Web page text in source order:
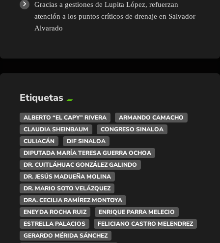
Gracias a gestiones de Lupita López, refuerzan
atención a los puntos críticos de drenaje en Salvador
Alvarado
Etiquetas
ALBERTO “EL CAPY” RIVERA
ARMANDO CAMACHO
CLAUDIA SHEINBAUM
CONGRESO SINALOA
CULIACÁN
DIF SINALOA
DIPUTADA MARÍA TERESA GUERRA OCHOA
DR. CUITLÁHUAC GONZÁLEZ GALINDO
DR. JESÚS MADUEÑA MOLINA
DR. MARIO SOTO VELÁZQUEZ
DRA. CECILIA RAMÍREZ MONTOYA
ENEYDA ROCHA RUIZ
ENRIQUE PARRA MELECIO
ESTRELLA PALACIOS
FELICIANO CASTRO MELENDREZ
GERARDO MÉRIDA SÁNCHEZ